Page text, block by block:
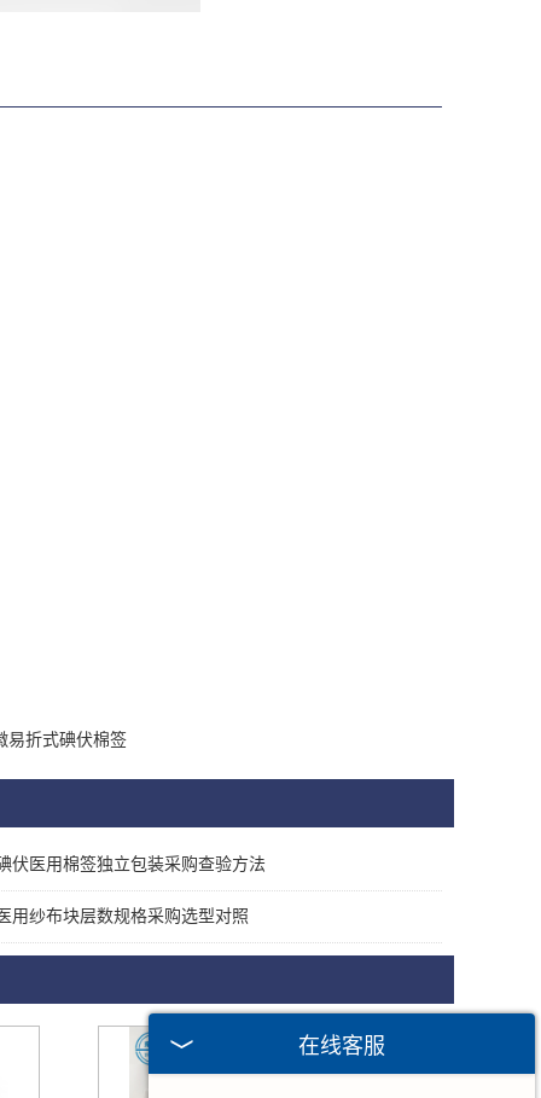
易折式碘伏棉签
伏医用棉签独立包装采购查验方法
用纱布块层数规格采购选型对照
在线客服